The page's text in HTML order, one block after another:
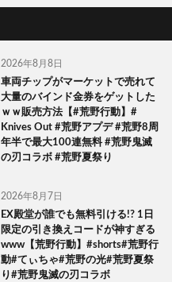
2026年8月8日
車両チップがマーケットで売れて
大量のバインド金券をゲットした
ｗｗ販売方法【#荒野行動】#
Knives Out #荒野アプデ #荒野8周
年半で最大100連無料 #荒野鬼滅
の刃コラボ #荒野夏祭り
2026年8月7日
EX殿堂が誰でも無料引ける!? 1日
限定の引き換えコードが神すぎる
www【荒野行動】#shorts#荒野行
動#てぃちゃ#荒野の光#荒野夏祭
り#荒野鬼滅の刃コラボ